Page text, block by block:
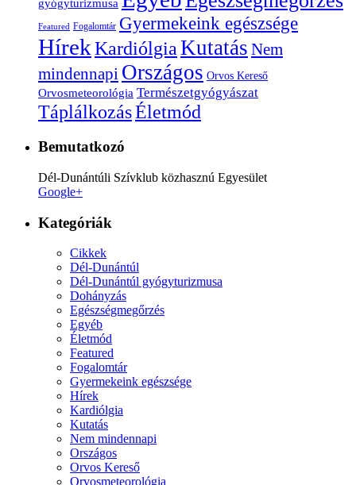
gyógyturizmusa
Featured Fogalomtár Gyermekeink egészsége
HírekKardiólgiaKutatás Nem
mindennapi Országos Orvos Kereső
Orvosmeteorológia Természetgyógyászat
TáplálkozásÉletmód
Bemutatkozó
Dél-Dunántúli Szívklub közhasznú Egyesület
Google+
Kategóriák
Cikkek
Dél-Dunántúl
Dél-Dunántúl gyógyturizmusa
Dohányzás
Egészségmegőrzés
Egyéb
Életmód
Featured
Fogalomtár
Gyermekeink egészsége
Hírek
Kardiólgia
Kutatás
Nem mindennapi
Országos
Orvos Kereső
Orvosmeteorológia